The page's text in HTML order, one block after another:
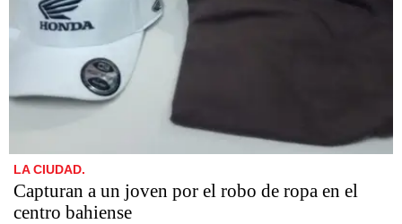
LA CIUDAD.
Capturan a un joven por el robo de ropa en el
centro bahiense